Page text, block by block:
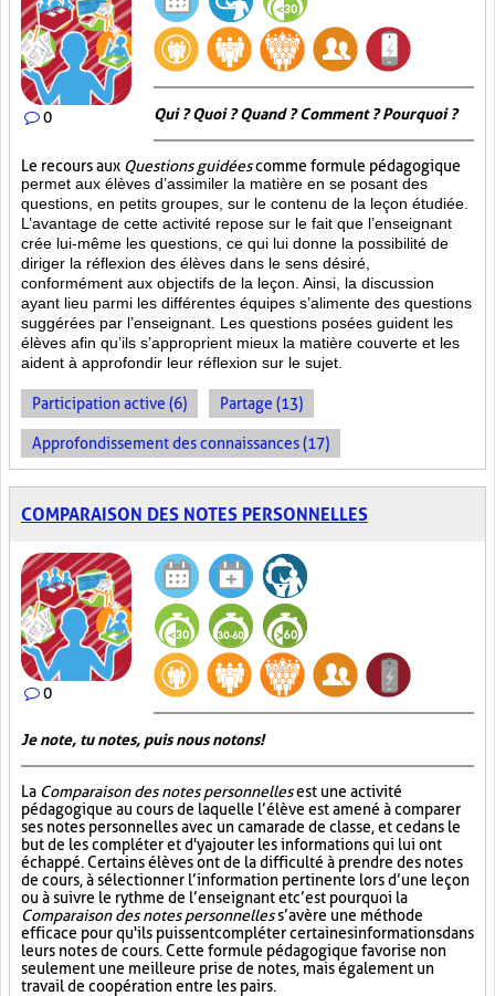
0 Qui ? Quoi ? Quand ? Comment ? Pourquoi ?
Le recours aux Questions guidéescomme formule pédagogique
permet aux élèves d’assimiler la matière en se posant des
questions, en petits groupes, sur le contenu de la leçon étudiée.
L’avantage de cette activité repose sur le fait que l’enseignant
crée lui-même les questions, ce qui lui donne la possibilité de
diriger la réflexion des élèves dans le sens désiré,
conformément aux objectifs de la leçon. Ainsi, la discussion
ayant lieu parmi les différentes équipes s’alimente des questions
suggérées par l’enseignant. Les questions posées guident les
élèves afin qu’ils s’approprient mieux la matière couverte et les
aident à approfondir leur réflexion sur le sujet.
Participation active (6) Partage (13)
Approfondissement des connaissances (17)
COMPARAISON DES NOTES PERSONNELLES
0
Je note, tu notes, puis nous notons!
La Comparaison des notes personnellesest une activité
pédagogique au cours de laquelle l’élève est amené à comparer
ses notes personnelles avec un camarade de classe, et ce dans le
but de les compléter et d'y ajouter les informations qui lui ont
échappé. Certains élèves ont de la difficulté à prendre des notes
de cours, à sélectionner l’information pertinente lors d’une leçon
ou à suivre le rythme de l’enseignant et c’est pourquoi la
Comparaison des notes personnelless’avère une méthode
efficace pour qu'ils puissent compléter certaines informations dans
leurs notes de cours. Cette formule pédagogique favorise non
seulement une meilleure prise de notes, mais également un
travail de coopération entre les pairs.